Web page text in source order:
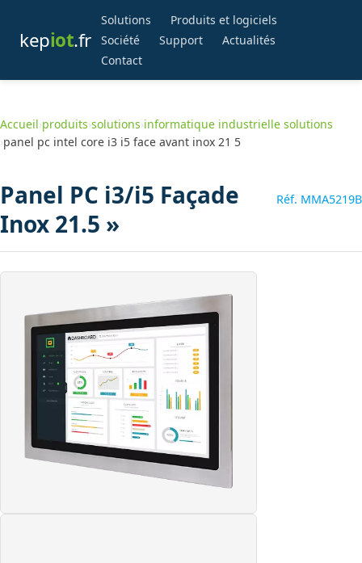
kepiot.fr
Solutions
Produits et logiciels
Société
Support
Actualités
Contact
Accueil›produits›solutions›informatique industrielle solutions
›panel pc intel core i3 i5 face avant inox 21 5
Panel PC i3/i5 Façade
Inox 21.5 »
Réf. MMA5219B